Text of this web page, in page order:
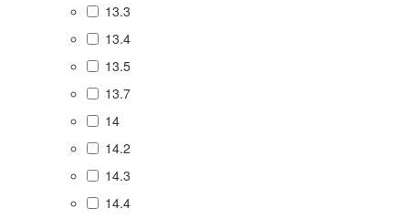
13.3
13.4
13.5
13.7
14
14.2
14.3
14.4